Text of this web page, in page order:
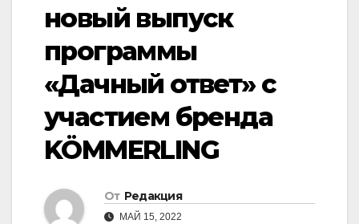
новый выпуск
программы
«Дачный ответ» с
участием бренда
KÖMMERLING
От Редакция
МАЙ 15, 2022